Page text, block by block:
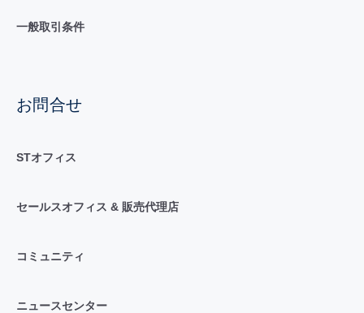
一般取引条件
お問合せ
STオフィス
セールスオフィス & 販売代理店
コミュニティ
ニュースセンター